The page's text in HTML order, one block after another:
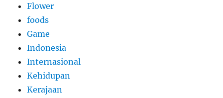
Flower
foods
Game
Indonesia
Internasional
Kehidupan
Kerajaan